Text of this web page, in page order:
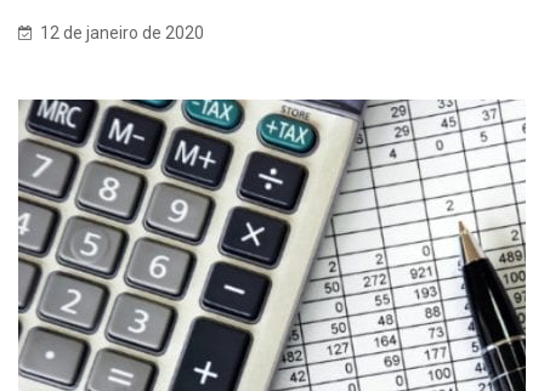
12 de janeiro de 2020